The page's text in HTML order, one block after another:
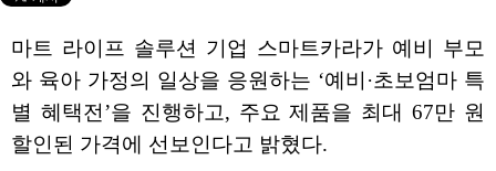
마트 라이프 솔루션 기업 스마트카라가 예비 부모
와 육아 가정의 일상을 응원하는 ‘예비·초보엄마 특
별 혜택전’을 진행하고, 주요 제품을 최대 67만 원
할인된 가격에 선보인다고 밝혔다.